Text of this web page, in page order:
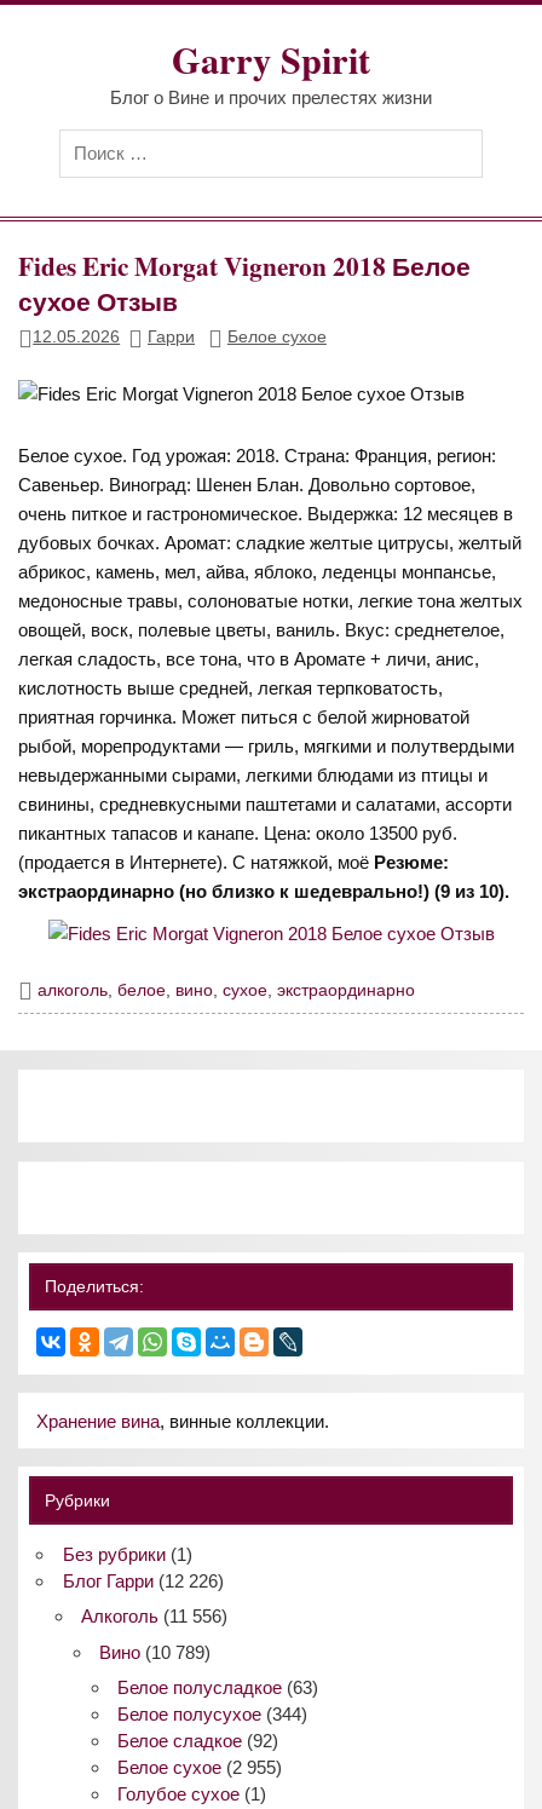
Перейти
Garry Spirit
Блог о Вине и прочих прелестях жизни
Fides Eric Morgat Vigneron 2018 Белое
сухое Отзыв
12.05.2026 Гарри Белое сухое
Белое сухое. Год урожая: 2018. Страна: Франция, регион:
Савеньер. Виноград: Шенен Блан. Довольно сортовое,
очень питкое и гастрономическое. Выдержка: 12 месяцев в
дубовых бочках. Аромат: сладкие желтые цитрусы, желтый
абрикос, камень, мел, айва, яблоко, леденцы монпансье,
медоносные травы, солоноватые нотки, легкие тона желтых
овощей, воск, полевые цветы, ваниль. Вкус: среднетелое,
легкая сладость, все тона, что в Аромате + личи, анис,
кислотность выше средней, легкая терпковатость,
приятная горчинка. Может питься с белой жирноватой
рыбой, морепродуктами — гриль, мягкими и полутвердыми
невыдержанными сырами, легкими блюдами из птицы и
свинины, средневкусными паштетами и салатами, ассорти
пикантных тапасов и канапе. Цена: около 13500 руб.
(продается в Интернете). С натяжкой, моё Резюме:
экстраординарно (но близко к шедеврально!) (9 из 10).
алкоголь,белое, вино,сухое,экстраординарно
Поделиться:
Хранение вина, винные коллекции.
Рубрики
Без рубрики(1)
Блог Гарри(12 226)
Алкоголь(11 556)
Вино(10 789)
Белое полусладкое (63)
Белое полусухое (344)
Белое сладкое (92)
Белое сухое (2 955)
Голубое сухое (1)